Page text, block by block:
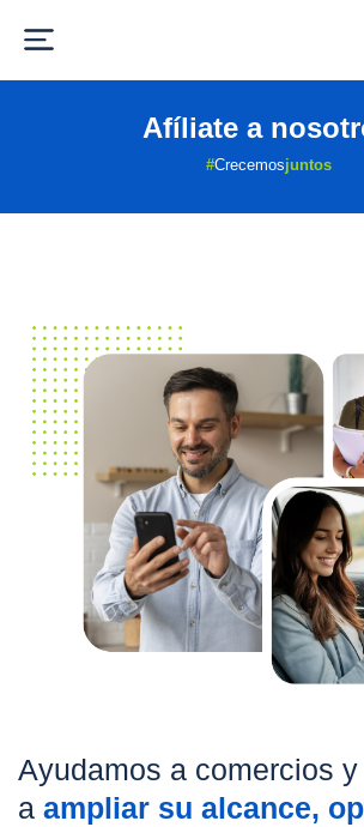
Afíliate a
#Crecemosjuntos
Ayudamos a comercios
a ampliar su alcance,